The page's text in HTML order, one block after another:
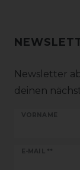
Newsletter
deinen
VORNAME
E-MAIL **
Newsletter